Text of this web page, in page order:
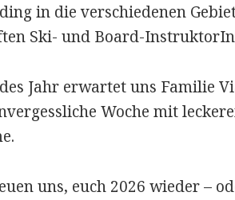
in die verschiedenen
Ski- und Board-
Jahr erwartet uns Familie
Woche mit
uns, euch 2026 wieder –